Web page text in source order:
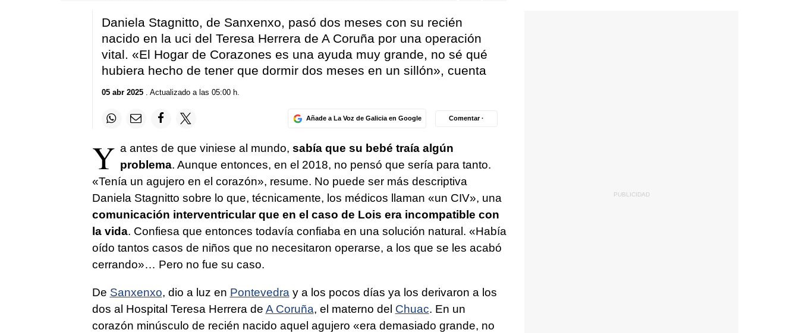
Daniela Stagnitto, de Sanxenxo, pasó dos meses con su recién
nacido en la uci del Teresa Herrera de A Coruña por una operación
vital. «El Hogar de Corazones es una ayuda muy grande, no sé qué
hubiera hecho de tener que dormir dos meses en un sillón», cuenta
05 abr 2025. Actualizado a las 05:00 h.
Añade a La Voz de Galicia en Google Comentar ·
Y a antes de que viniese al mundo, sabía que su bebé traía algún
problema. Aunque entonces, en el 2018, no pensó que sería para tanto.
«Tenía un agujero en el corazón», resume. No puede ser más descriptiva
Daniela Stagnitto sobre lo que, técnicamente, los médicos llaman «un CIV», una
comunicación interventricular que en el caso de Lois era incompatible con
la vida. Confiesa que entonces todavía confiaba en una solución natural. «Había
oído tantos casos de niños que no necesitaron operarse, a los que se les acabó
cerrando»… Pero no fue su caso.
De Sanxenxo, dio a luz en Pontevedra y a los pocos días ya los derivaron a los
dos al Hospital Teresa Herrera de A Coruña, el materno del Chuac. En un
corazón minúsculo de recién nacido aquel agujero «era demasiado grande, no